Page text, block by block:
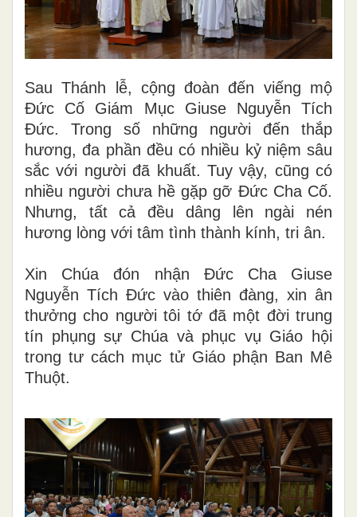
Sau Thánh lễ, cộng đoàn đến viếng mộ
Đức Cố Giám Mục Giuse Nguyễn Tích
Đức. Trong số những người đến thắp
hương, đa phần đều có nhiều kỷ niệm sâu
sắc với người đã khuất. Tuy vậy, cũng có
nhiều người chưa hề gặp gỡ Đức Cha Cố.
Nhưng, tất cả đều dâng lên ngài nén
hương lòng với tâm tình thành kính, tri ân.
Xin Chúa đón nhận Đức Cha Giuse
Nguyễn Tích Đức vào thiên đàng, xin ân
thưởng cho người tôi tớ đã một đời trung
tín phụng sự Chúa và phục vụ Giáo hội
trong tư cách mục tử Giáo phận Ban Mê
Thuột.